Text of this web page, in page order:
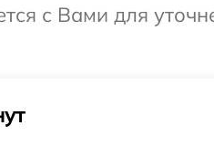
с Вами для